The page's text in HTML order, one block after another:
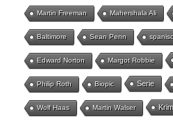
Martin Freeman Mahershala Ali
Baltimore Sean Penn
Edward Norton Margot Robbie
Philip Roth Biopic Serie
Wolf Haas Martin Walser